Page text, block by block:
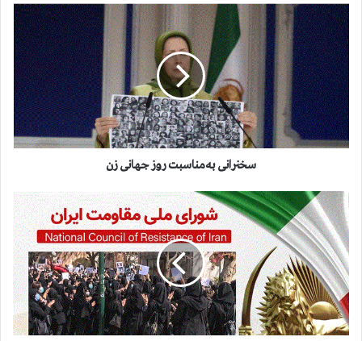
س
خ
ن
ر
ا
ن
ی
ب
ه‌
ا
س
ب
ت
ر
و
ز
ج
ه
سخنرانی به‌مناسبت روز جهانی زن
ق
ی
ا
م
س
ر
ا
س
ر